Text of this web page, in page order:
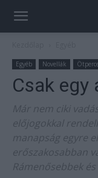
Egyéb Novellák
Csak egy
Már nem ciki
előjogokkal
manapság egyre
erőszakosabban
Rámenősebbek